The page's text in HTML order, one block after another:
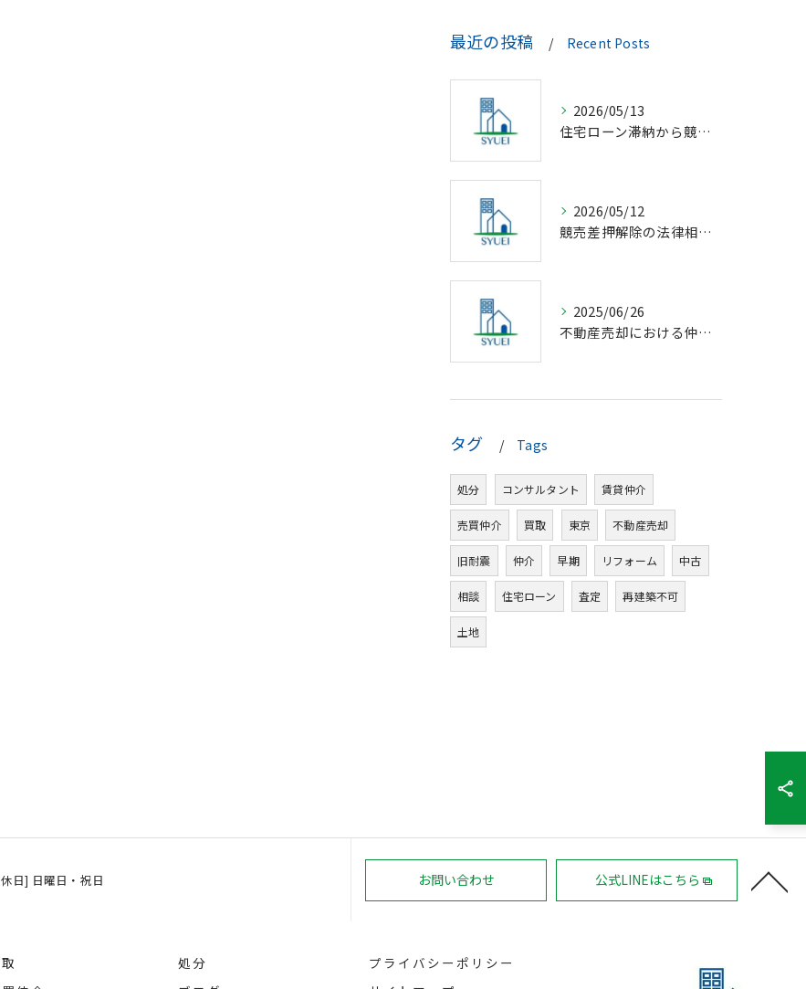
最近の投稿 Recent Posts
2026/05/13
住宅ローン滞納から競売回避の解決策
2026/05/12
競売差押解除の法律相談完全解説
2025/06/26
不動産売却における仲介の基礎知識
タグ Tags
処分 コンサルタント 賃貸仲介
売買仲介 買取 東京 不動産売却
旧耐震 仲介 早期 リフォーム 中古
相談 住宅ローン 査定 再建築不可
土地
日] 日曜日・祝日 お問い合わせ 公式LINEはこちら
処分
プライバシーポリシー